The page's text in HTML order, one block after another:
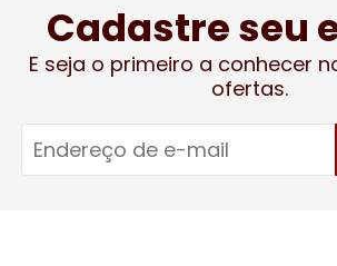
Cadastre seu
E seja o primeiro a conhecer
ofertas.